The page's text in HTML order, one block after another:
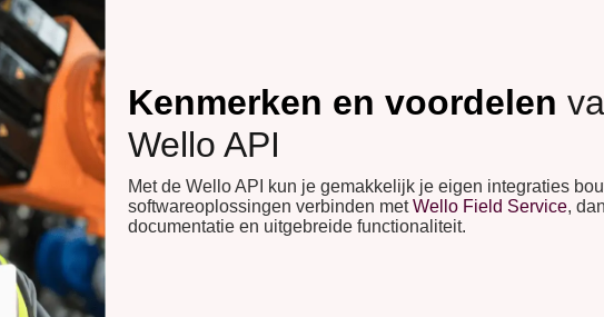
Kenmerken en voordelen
Wello API
Met de Wello API kun je gemakkelijk je eigen integraties
softwareoplossingen verbinden metWello Field Service,
documentatie en uitgebreide functionaliteit.